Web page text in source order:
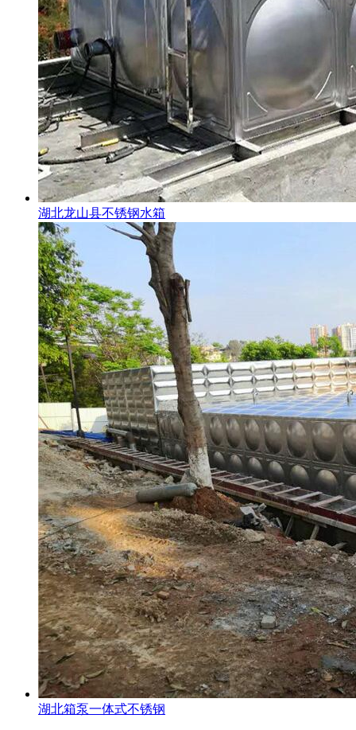
湖北龙山县不锈钢水箱
湖北箱泵一体式不锈钢